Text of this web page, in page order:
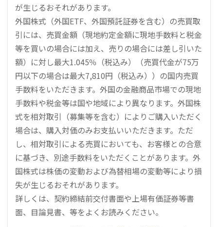
が生じるおそれがあります。
外国株式（外国ETF、外国預託証券を含む）の売買取
引には、売買金額（現地約定金額に現地手数料と税金
等を買いの場合には加え、売りの場合には差し引いた
額）に対し最大1.045％（税込み）（売買代金が75万
円以下の場合は最大7,810円（税込み））の国内売買
手数料をいただきます。外国の金融商品市場での現地
手数料や税金等は国や地域により異なります。外国株
式を相対取引（募集等を含む）によりご購入いただく
場合は、購入対価のみお支払いいただきます。ただ
し、相対取引による売買においても、お客様との合意
に基づき、別途手数料をいただくことがあります。外
国株式は株価の変動および為替相場の変動等により損
失が生じるおそれがあります。
詳しくは、契約締結前交付書面や上場有価証券等書
面、目論見書、等をよくお読みください。